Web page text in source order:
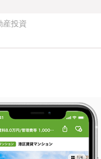
産投資